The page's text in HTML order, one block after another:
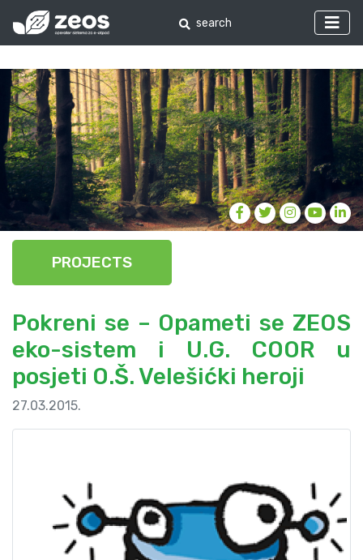
PROJECTS
Pokreni se – Opameti se ZEOS
eko-sistem i U.G. COOR u
posjeti O.Š. Velešićki heroji
27.03.2015.